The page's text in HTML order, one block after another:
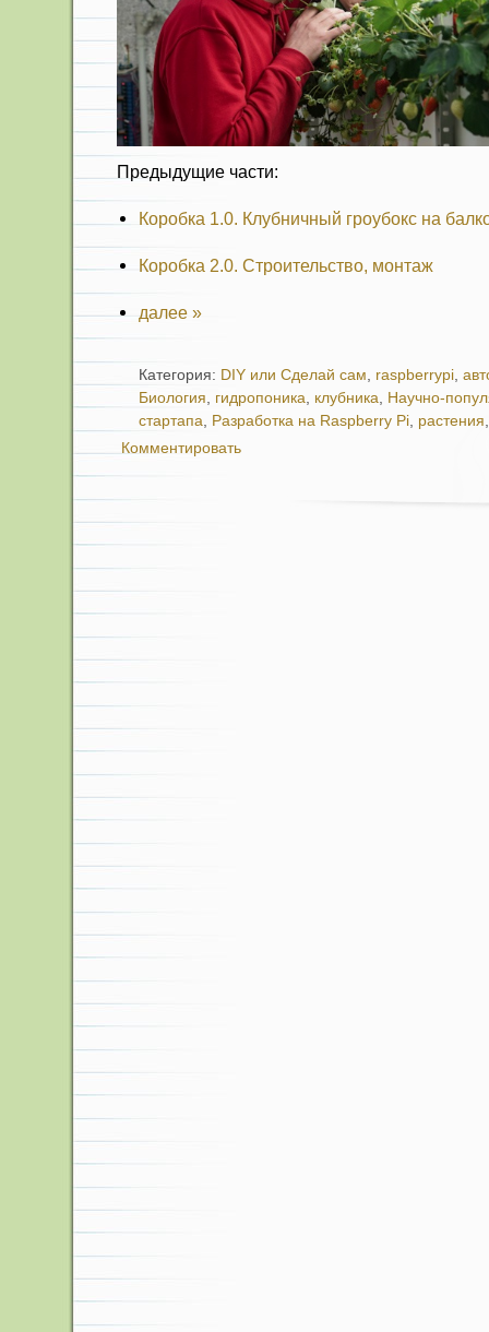
Предыдущие части:
Коробка 1.0. Клубничный гроубокс на
Коробка 2.0. Строительство, монтаж
далее »
Категория: DIY или Сделай сам, raspberrypi,
Биология, гидропоника, клубника, Научно-
стартапа, Разработка на Raspberry Pi, растения
Комментировать